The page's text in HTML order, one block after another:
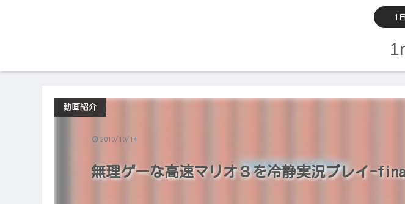
1
無理ゲーな高速マリオ３を冷静実況プレイ-
動画紹介
2010/10/14